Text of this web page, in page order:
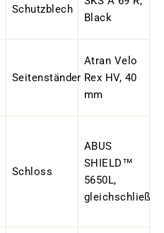
Schutzblech
Black
Seitenständer
Atran Velo
Rex HV, 40
mm
Schloss
ABUS
SHIELD™
5650L,